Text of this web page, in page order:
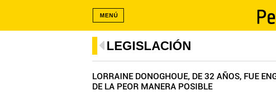
MENÚ
LEGISLACIÓN
LORRAINE DONOGHOUE, DE 32 AÑOS, FUE
DE LA PEOR MANERA POSIBLE